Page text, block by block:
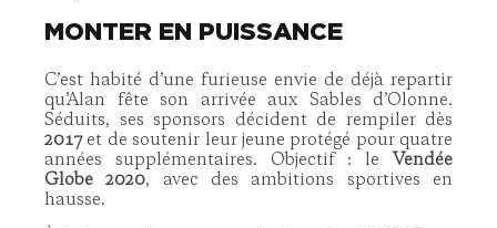
MONTER EN PUISSANCE
C’est habité d’une furieuse envie de déjà repartir
qu’Alan fête son arrivée aux Sables d’Olonne.
Séduits, ses sponsors décident de rempiler dès
2017et de soutenir leur jeune protégé pour quatre
années supplémentaires. Objectif : le Vendée
Globe 2020, avec des ambitions sportives en
hausse.